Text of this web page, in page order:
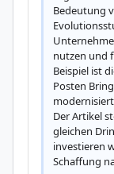
Bedeutung
nutzen und
Beispiel ist
Posten
Der Artikel
gleichen
investieren
Schaffung